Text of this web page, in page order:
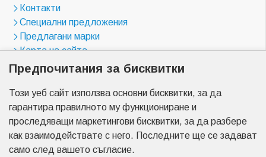
Контакти
Специални предложения
Предлагани марки
Карта на сайта
Магазини
бул. "Цариградско шосе" 23
бул. "Менделеев" 17
бул. "Христо Ботев" 2
бул. "Пещерско шосе" 7
бул. "Найчо Цанов" 3
Предпочитания за бисквитки
Този уеб сайт използва основни бисквитки, за да
гарантира правилното му функциониране и
проследяващи маркетингови бисквитки, за да разбере
как взаимодействате с него. Последните ще се задават
само след вашето съгласие.